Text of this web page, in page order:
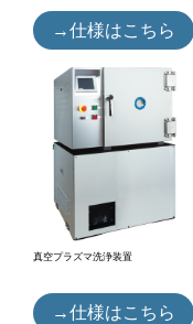
→仕様はこちら
真空プラズマ洗浄装置
→仕様はこちら